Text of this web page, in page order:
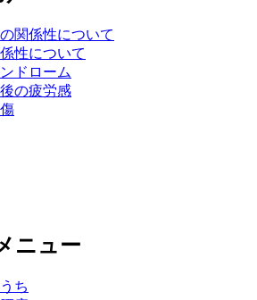
関係性について
性について
ドローム
の疲労感
ニュー
ち